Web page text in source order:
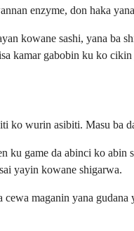
enzyme, don haka
kowane sashi, yana ba
kamar gabobin ku ko
wurin asibiti. Masu ba
ku game da abinci ko
yayin kowane shigarwa.
maganin yana